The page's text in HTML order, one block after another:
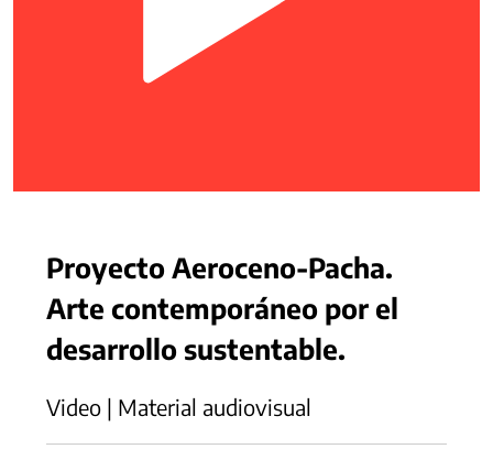
Proyecto Aeroceno-Pacha.
Arte contemporáneo por el
desarrollo sustentable.
Video | Material audiovisual